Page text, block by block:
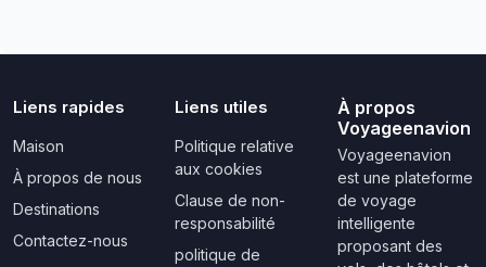
Liens rapides
Maison
À propos de nous
Destinations
Contactez-nous
Liens utiles
Politique relative
aux cookies
Clause de non-
responsabilité
politique de
À propos
Voyageenavion
Voyageenavion
est une plateforme
de voyage
intelligente
proposant des